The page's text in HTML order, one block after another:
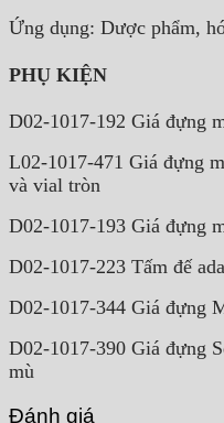
Ứng dụng: Dược phẩm,
PHỤ KIỆN
D02-1017-192 Giá đựng
L02-1017-471 Giá đựng
và vial tròn
D02-1017-193 Giá đựng
D02-1017-223 Tấm đế
D02-1017-344 Giá đựng
D02-1017-390 Giá đựng
mù
Đánh giá